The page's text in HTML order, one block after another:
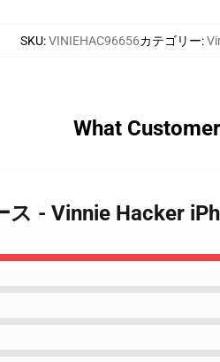
SKU:VINIEHAC96656カテゴリー:
What
- Vinnie Hacker